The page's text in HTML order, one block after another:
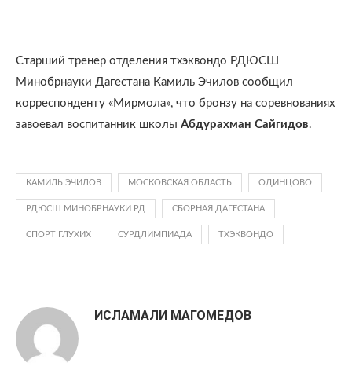
Старший тренер отделения тхэквондо РДЮСШ
Минобрнауки Дагестана Камиль Эчилов сообщил
корреспонденту «Мирмола», что бронзу на соревнованиях
завоевал воспитанник школы Абдурахман Сайгидов.
КАМИЛЬ ЭЧИЛОВ МОСКОВСКАЯ ОБЛАСТЬ ОДИНЦОВО
РДЮСШ МИНОБРНАУКИ РД СБОРНАЯ ДАГЕСТАНА
СПОРТ ГЛУХИХ СУРДЛИМПИАДА ТХЭКВОНДО
ИСЛАМАЛИ МАГОМЕДОВ